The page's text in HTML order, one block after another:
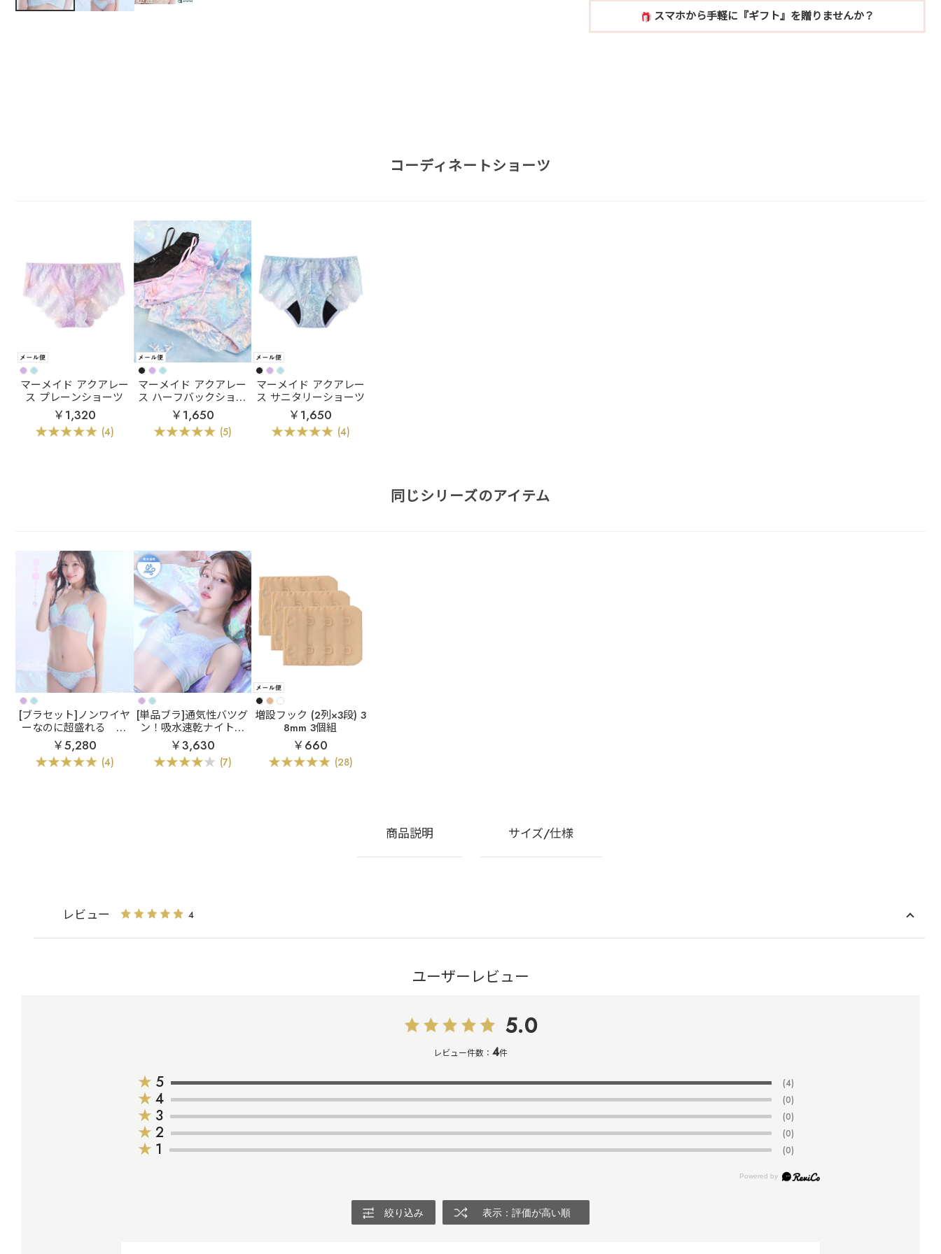
スマホから手軽に『ギフト』を贈りませんか？
コーディネートショーツ
マーメイド アクアレー
ス プレーンショーツ
￥1,320
(4)
マーメイド アクアレー
ス ハーフバックショー
ツ
￥1,650
(5)
マーメイド アクアレー
ス サニタリーショーツ
￥1,650
(4)
同じシリーズのアイテム
[ブラセット]ノンワイヤ
ーなのに超盛れる
マ
ーメイド アクアレース
ノンワイヤー 超盛ブラ
(R) ブラジャー&ショー
￥5,280
(4)
[単品ブラ]通気性バツグ
ン！吸水速乾ナイトブ
エアリークール マ
ーメイド アクアレース
夢ごこち ナイトブラ 単
￥3,630
(7)
増設フック (2列×3段) 3
8mm 3個組
￥660
(28)
商品説明 サイズ/仕様
レビュー 4
ユーザーレビュー
5.0
レビュー件数： 4件
★ 5 (4)
★ 4 (0)
★ 3 (0)
★ 2 (0)
★ 1 (0)
絞り込み 表示：評価が高い順